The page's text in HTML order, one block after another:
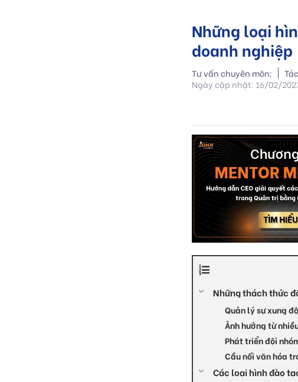
Những loại
doanh nghiệp
Tư vấn chuyên môn:
Ngày cập nhật: 16/02/
Những thách thức
Quản lý sự xung
Ảnh hưởng từ
Phát triển đội
Cầu nối văn hóa
Các loại hình đào